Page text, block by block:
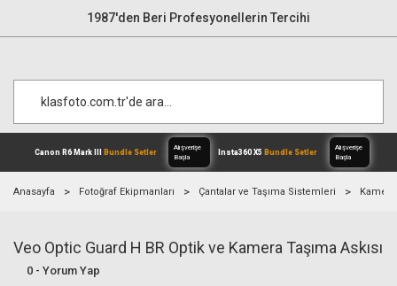
1987'den Beri Profesyonellerin Tercihi
Canon R6 Mark IIIBundle Setler
Alışverişe
Anasayfa Fotoğraf Ekipmanları Çantalar ve Taşıma Sistemleri Kamera
Veo Optic Guard H BR Optik ve Kamera Taşıma Askısı
0 - Yorum Yap